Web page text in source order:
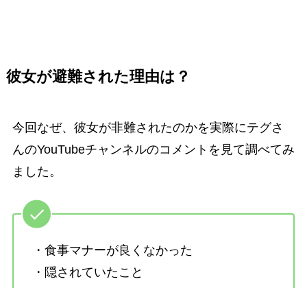
彼女が避難された理由は？
今回なぜ、彼女が非難されたのかを実際にテグさ
んのYouTubeチャンネルのコメントを見て調べてみ
ました。
・食事マナーが良くなかった
・隠されていたこと